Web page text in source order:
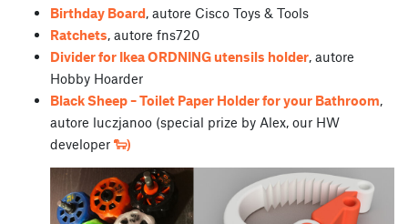
Birthday Board, autore Cisco Toys & Tools
Ratchets, autore fns720
Divider for Ikea ORDNING utensils holder, autore
Hobby Hoarder
Black Sheep – Toilet Paper Holder for your Bathroom,
autore luczjanoo (special prize by Alex, our HW
developer 🐑)